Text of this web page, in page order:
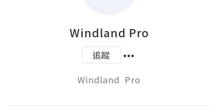
Windland Pro
追蹤
Windland  Pro